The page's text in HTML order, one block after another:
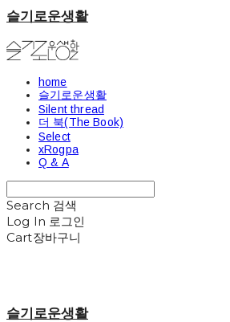
슬기로운생활
home
슬기로운생활
Silent thread
더 북(The Book)
Select
xRogpa
Q & A
Search 검색
Log In 로그인
Cart장바구니
슬기로운생활